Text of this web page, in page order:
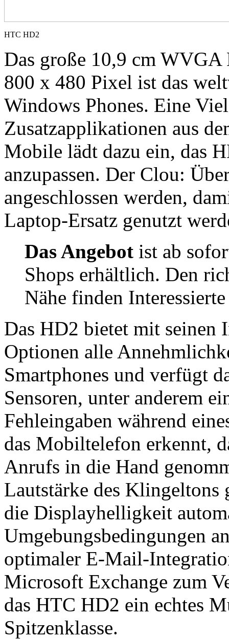
HTC HD2
Das große 10,9 cm
800 x 480 Pixel ist das
Windows Phones. Eine
Zusatzapplikationen aus
Mobile lädt dazu ein, das
anzupassen. Der Clou:
angeschlossen werden,
Laptop-Ersatz genutzt
Das Angebot ist ab
Shops erhältlich. Den
Nähe finden
Das HD2 bietet mit
Optionen alle
Smartphones und verfügt
Sensoren, unter anderem
Fehleingaben während
das Mobiltelefon erkennt,
Anrufs in die Hand
Lautstärke des Klingeltons
die Displayhelligkeit
Umgebungsbedingungen
optimaler E-Mail-
Microsoft Exchange zum
das HTC HD2 ein echtes
Spitzenklasse.